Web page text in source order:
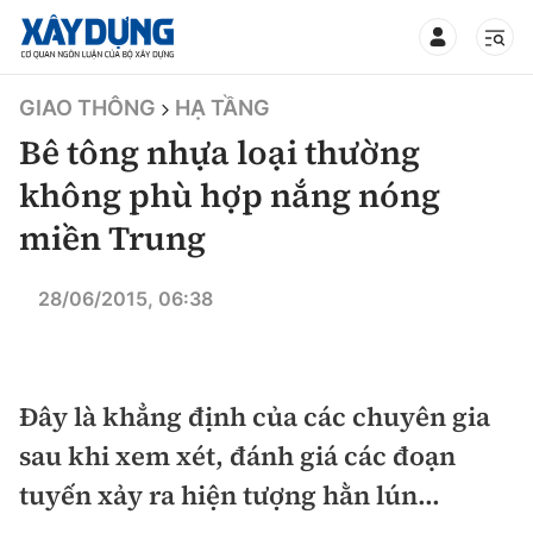
TIN BỘ XÂY DỰNG
CHUYÊN MỤC
Mới nhất
Chính trị
Xã hội
Xây dựng
Chỉ đạo điều hành
Giao thông
GIAO THÔNG HẠ TẦNG
Bê tông nhựa loại thường
không phù hợp nắng nóng
miền Trung
28/06/2015, 06:38
Đây là khẳng định của các chuyên gia
sau khi xem xét, đánh giá các đoạn
tuyến xảy ra hiện tượng hằn lún...